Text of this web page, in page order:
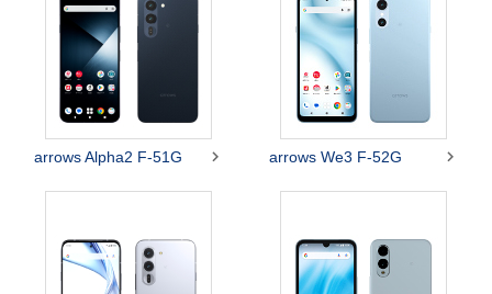
arrows Alpha2 F-51G  arrows We3 F-52G 